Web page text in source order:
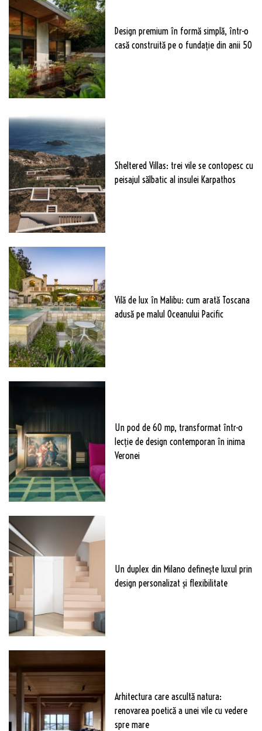
Design premium în formă simplă, într-o
casă construită pe o fundație din anii 50
Sheltered Villas: trei vile se contopesc cu
peisajul sălbatic al insulei Karpathos
Vilă de lux în Malibu: cum arată Toscana
adusă pe malul Oceanului Pacific
Un pod de 60 mp, transformat într-o
lecție de design contemporan în inima
Veronei
Un duplex din Milano definește luxul prin
design personalizat și flexibilitate
Arhitectura care ascultă natura:
renovarea poetică a unei vile cu vedere
spre mare